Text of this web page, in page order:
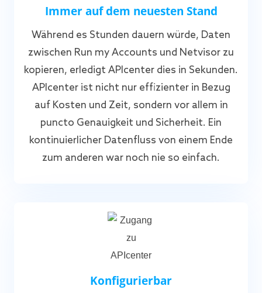
Immer auf dem neuesten Stand
Während es Stunden dauern würde, Daten
zwischen Run my Accounts und Netvisor zu
kopieren, erledigt APIcenter dies in Sekunden.
APIcenter ist nicht nur effizienter in Bezug
auf Kosten und Zeit, sondern vor allem in
puncto Genauigkeit und Sicherheit. Ein
kontinuierlicher Datenfluss von einem Ende
zum anderen war noch nie so einfach.
Konfigurierbar